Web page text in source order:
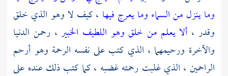
وما ينزل من السماء وما يعرج فيها ، كيف لا وهو الذي خلق
وقدر ، ألا يعلم من خلق وهو اللطيف الخبير ، رحمن الدنيا
والآخرة ورحيمهما ، الذي كتب على نفسه الرحمة وهو أرحم
الراحمين ، الذي غلبت رحمته غضبه ، كما كتب ذلك عنده على